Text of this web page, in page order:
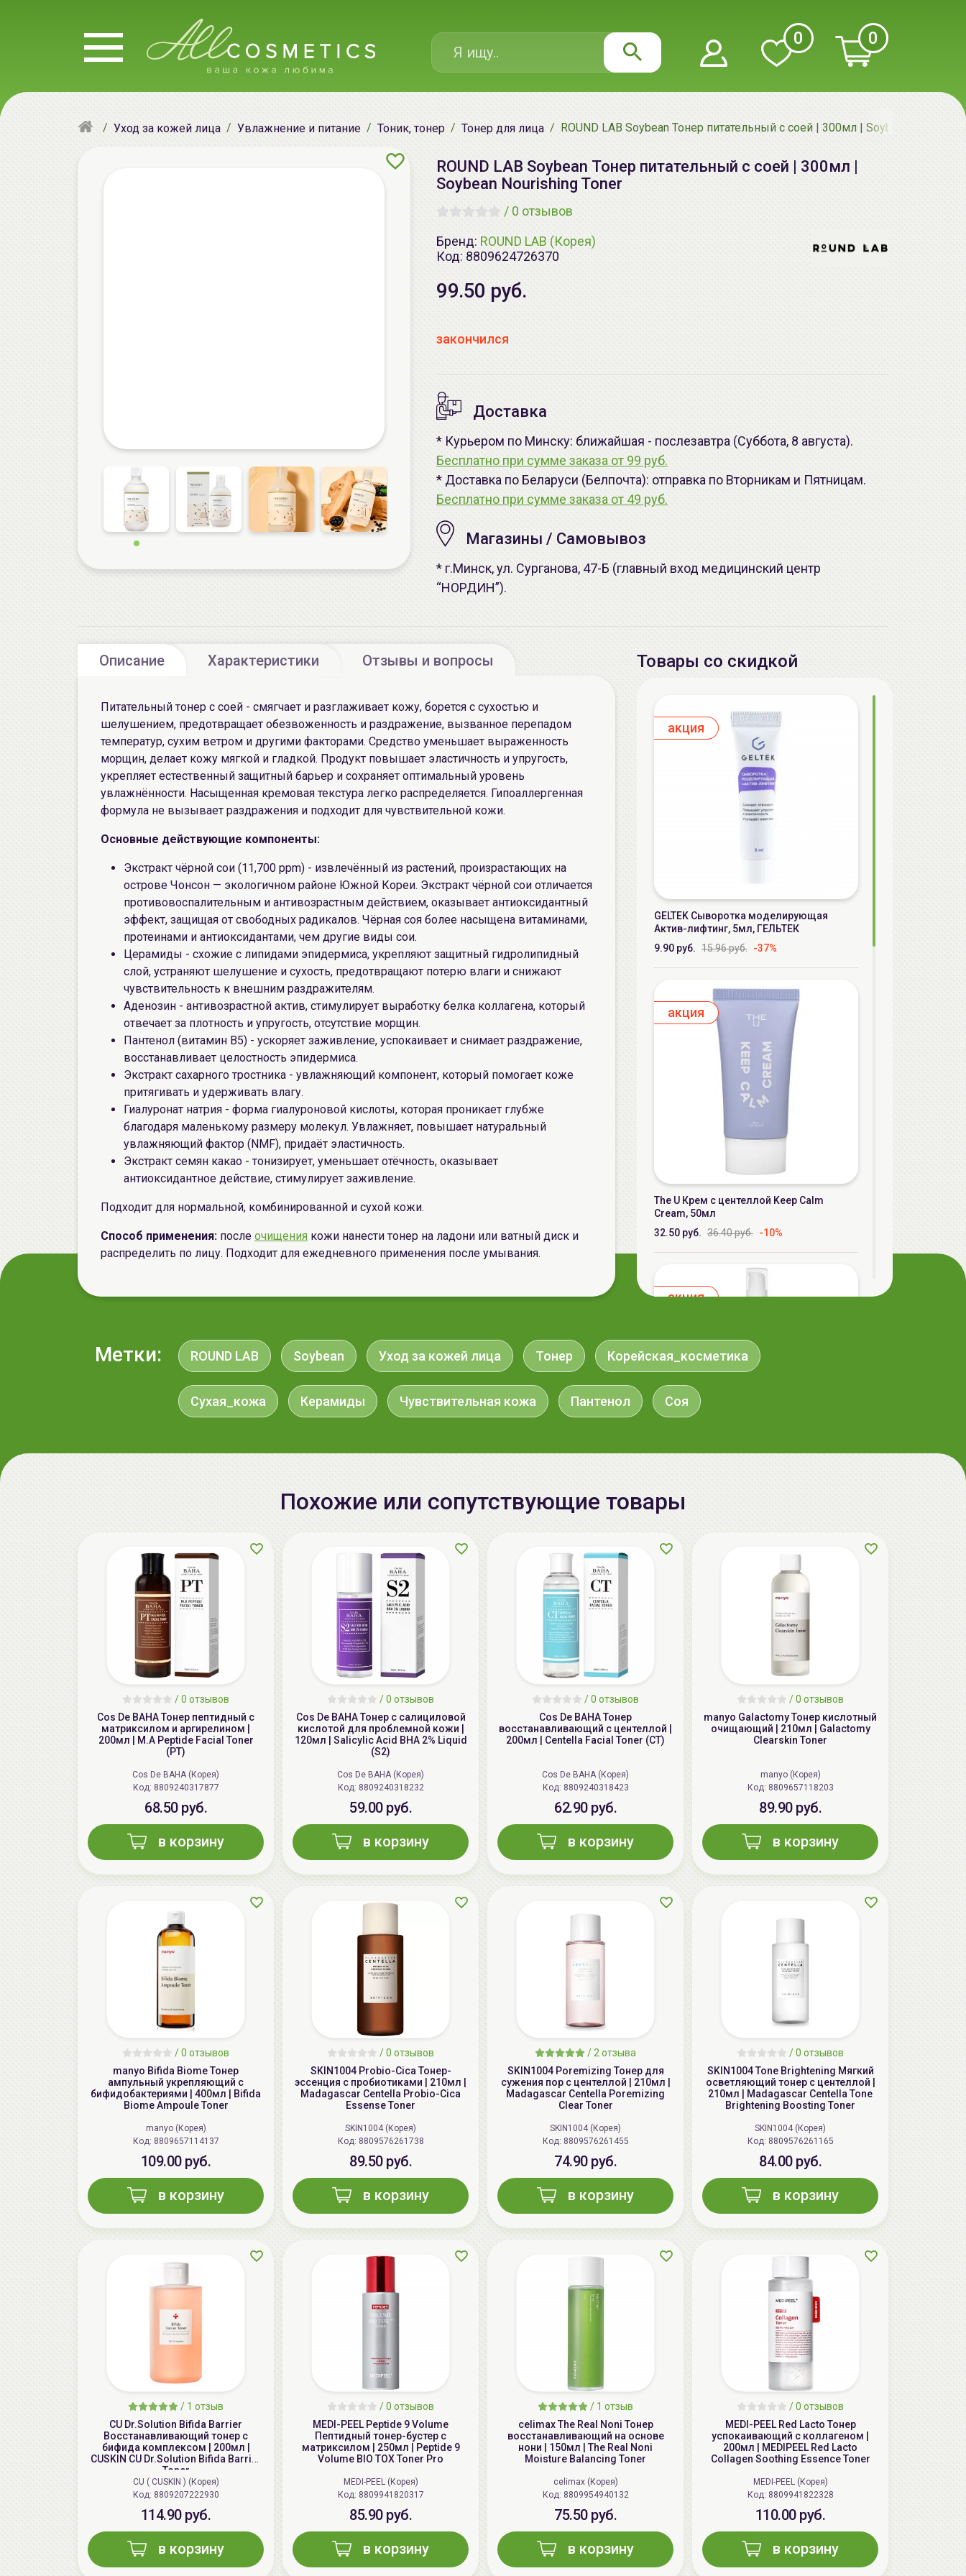
0 0
Уход за кожей лица Увлажнение и питание Тоник, тонер Тонер для лица ROUND LAB Soybean Тонер питательный с соей | 300мл | Soybean
ROUND LAB Soybean Тонер питательный с соей | 300мл |
Soybean Nourishing Toner
/ 0 отзывов
Бренд: ROUND LAB (Корея)
Код: 8809624726370
99.50 руб.
закончился
Доставка
* Курьером по Минску: ближайшая - послезавтра (Суббота, 8 августа).
Бесплатно при сумме заказа от 99 руб.
* Доставка по Беларуси (Белпочта): отправка по Вторникам и Пятницам.
Бесплатно при сумме заказа от 49 руб.
Магазины / Самовывоз
* г.Минск, ул. Сурганова, 47-Б (главный вход медицинский центр
“НОРДИН”).
Описание Характеристики Отзывы и вопросы
Питательный тонер с соей - смягчает и разглаживает кожу, борется с сухостью и
шелушением, предотвращает обезвоженность и раздражение, вызванное перепадом
температур, сухим ветром и другими факторами. Средство уменьшает выраженность
морщин, делает кожу мягкой и гладкой. Продукт повышает эластичность и упругость,
укрепляет естественный защитный барьер и сохраняет оптимальный уровень
увлажнённости. Насыщенная кремовая текстура легко распределяется. Гипоаллергенная
формула не вызывает раздражения и подходит для чувствительной кожи.
Основные действующие компоненты:
Экстракт чёрной сои (11,700 ppm) - извлечённый из растений, произрастающих на
острове Чонсон — экологичном районе Южной Кореи. Экстракт чёрной сои отличается
противовоспалительным и антивозрастным действием, оказывает антиоксидантный
эффект, защищая от свободных радикалов. Чёрная соя более насыщена витаминами,
протеинами и антиоксидантами, чем другие виды сои.
Церамиды - схожие с липидами эпидермиса, укрепляют защитный гидролипидный
слой, устраняют шелушение и сухость, предотвращают потерю влаги и снижают
чувствительность к внешним раздражителям.
Аденозин - антивозрастной актив, стимулирует выработку белка коллагена, который
отвечает за плотность и упругость, отсутствие морщин.
Пантенол (витамин B5) - ускоряет заживление, успокаивает и снимает раздражение,
восстанавливает целостность эпидермиса.
Экстракт сахарного тростника - увлажняющий компонент, который помогает коже
притягивать и удерживать влагу.
Гиалуронат натрия - форма гиалуроновой кислоты, которая проникает глубже
благодаря маленькому размеру молекул. Увлажняет, повышает натуральный
увлажняющий фактор (NMF), придаёт эластичность.
Экстракт семян какао - тонизирует, уменьшает отёчность, оказывает
антиоксидантное действие, стимулирует заживление.
Подходит для нормальной, комбинированной и сухой кожи.
Способ применения: после очищения кожи нанести тонер на ладони или ватный диск и
распределить по лицу. Подходит для ежедневного применения после умывания.
Товары со скидкой
aкция
GELTEK Сыворотка моделирующая
Актив-лифтинг, 5мл, ГЕЛЬТЕК
9.90 руб. 15.96 руб. -37%
aкция
The U Крем с центеллой Keep Calm
Cream, 50мл
32.50 руб. 36.40 руб. -10%
aкция
пектиновая, 200г, GELTEK
59.00 руб.
AiliCode Бальзам для волос
увлажняющий, 250мл
-26%
aкция
AiliCode Восстанавливающий крем-
пилинг для лица, 50мл
24.90 руб.
49.95 руб. -50%
Метки: ROUND LAB Soybean Уход за кожей лица Тонер Корейская_косметика
Сухая_кожа Керамиды Чувствительная кожа Пантенол Соя
Похожие или сопутствующие товары
/0 отзывов
Cos De BAHA Тонер пептидный с
матриксилом и аргирелином |
200мл | M.A Peptide Facial Toner
(PT)
Cos De BAHA (Корея)
Код: 8809240317877
68.50 руб.
в корзину
/0 отзывов
Cos De BAHA Тонер с салициловой
кислотой для проблемной кожи |
120мл | Salicylic Acid BHA 2% Liquid
(S2)
Cos De BAHA (Корея)
Код: 8809240318232
59.00 руб.
в корзину
/0 отзывов
Cos De BAHA Тонер
восстанавливающий с центеллой |
200мл | Centella Facial Toner (CT)
Cos De BAHA (Корея)
Код: 8809240318423
62.90 руб.
в корзину
/0 отзывов
manyo Galactomy Тонер кислотный
очищающий | 210мл | Galactomy
Clearskin Toner
manyo (Корея)
Код: 8809657118203
89.90 руб.
в корзину
/0 отзывов
manyo Bifida Biome Тонер
aмпульный укрепляющий с
бифидобактериями | 400мл | Bifida
Biome Ampoule Toner
manyo (Корея)
Код: 8809657114137
109.00 руб.
в корзину
/0 отзывов
SKIN1004 Probio-Cica Тонер-
эссенция с пробиотиками | 210мл |
Madagascar Centella Probio-Cica
Essense Toner
SKIN1004 (Корея)
Код: 8809576261738
89.50 руб.
в корзину
/ 2 отзыва
SKIN1004 Poremizing Тонер для
сужения пор с центеллой | 210мл |
Madagascar Centella Poremizing
Clear Toner
SKIN1004 (Корея)
Код: 8809576261455
74.90 руб.
в корзину
/0 отзывов
SKIN1004 Tone Brightening Мягкий
осветляющий тонер с центеллой |
210мл | Madagascar Centella Tone
Brightening Boosting Toner
SKIN1004 (Корея)
Код: 8809576261165
84.00 руб.
в корзину
/ 1 отзыв
CU Dr.Solution Bifida Barrier
Восстанавливающий тонер с
бифида комплексом | 200мл |
CUSKIN CU Dr.Solution Bifida Barrier
Toner
CU ( CUSKIN ) (Корея)
Код: 8809207222930
114.90 руб.
в корзину
/0 отзывов
MEDI-PEEL Peptide 9 Volume
Пептидный тонер-бустер с
матриксилом | 250мл | Peptide 9
Volume BIO TOX Toner Pro
MEDI-PEEL (Корея)
Код: 8809941820317
85.90 руб.
в корзину
/ 1 отзыв
celimax The Real Noni Тонер
восстанавливающий на основе
нони | 150мл | The Real Noni
Moisture Balancing Toner
celimax (Корея)
Код: 8809954940132
75.50 руб.
в корзину
/0 отзывов
MEDI-PEEL Red Lacto Тонер
успокаивающий с коллагеном |
200мл | MEDIPEEL Red Lacto
Collagen Soothing Essence Toner
MEDI-PEEL (Корея)
Код: 8809941822328
110.00 руб.
в корзину